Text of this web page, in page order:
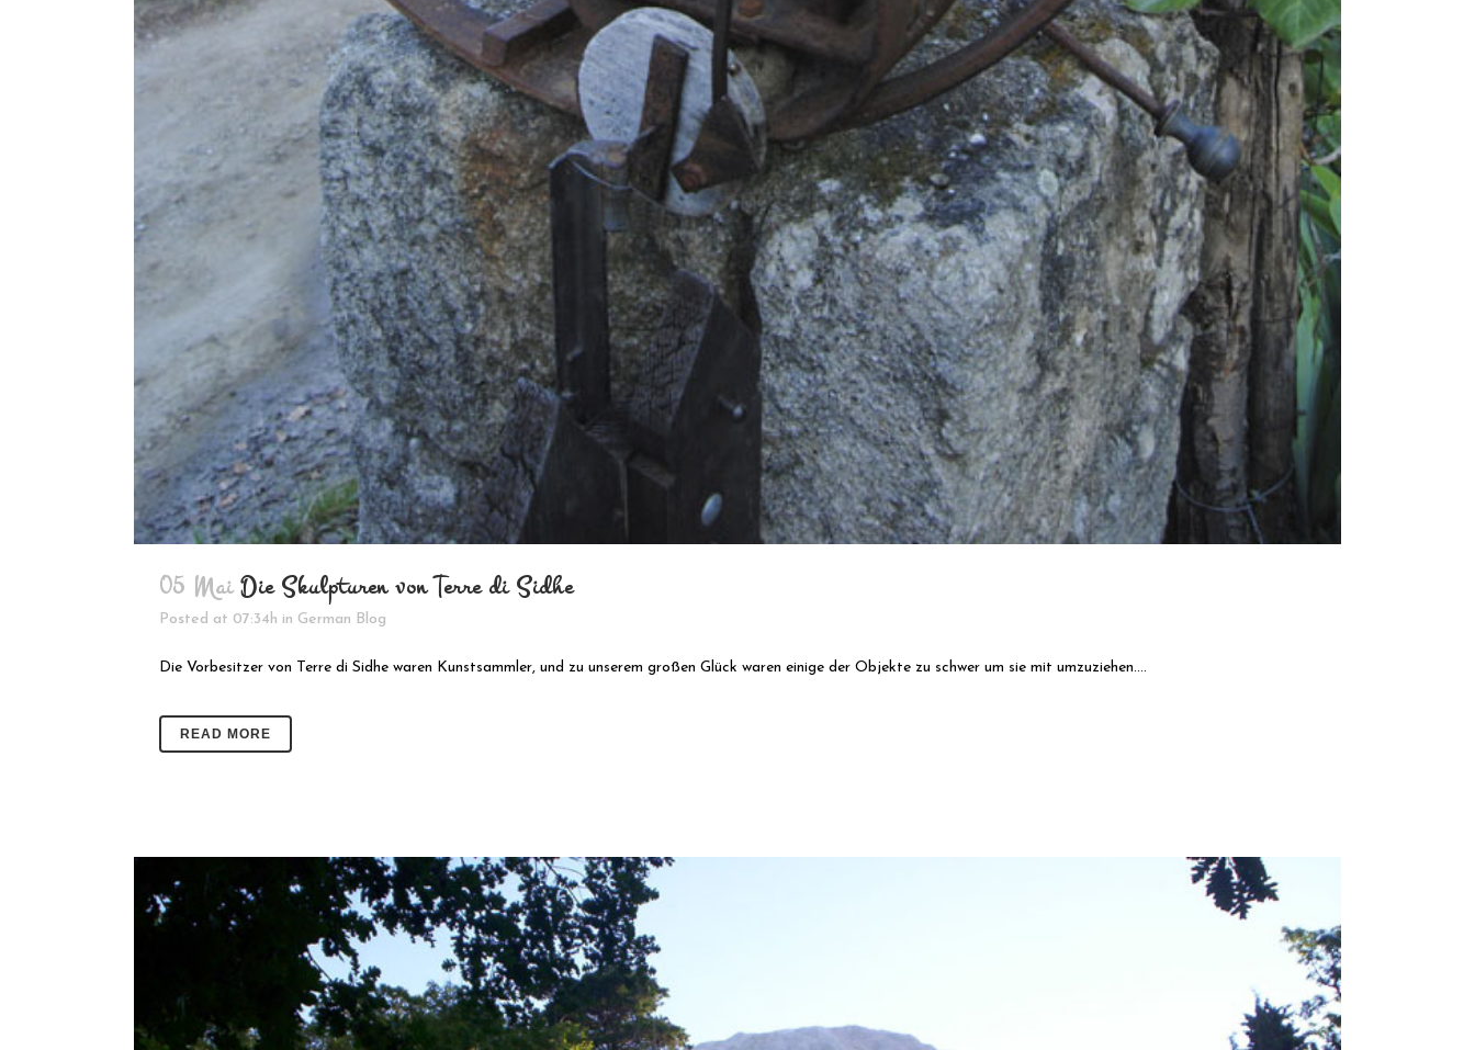
05 Mai Die Skulpturen von Terre di Sidhe
Posted at 07:34h in German Blog
Die Vorbesitzer von Terre di Sidhe waren Kunstsammler, und zu unserem großen Glück waren einige der Objekte zu schwer um sie mit umzuziehen....
READ MORE